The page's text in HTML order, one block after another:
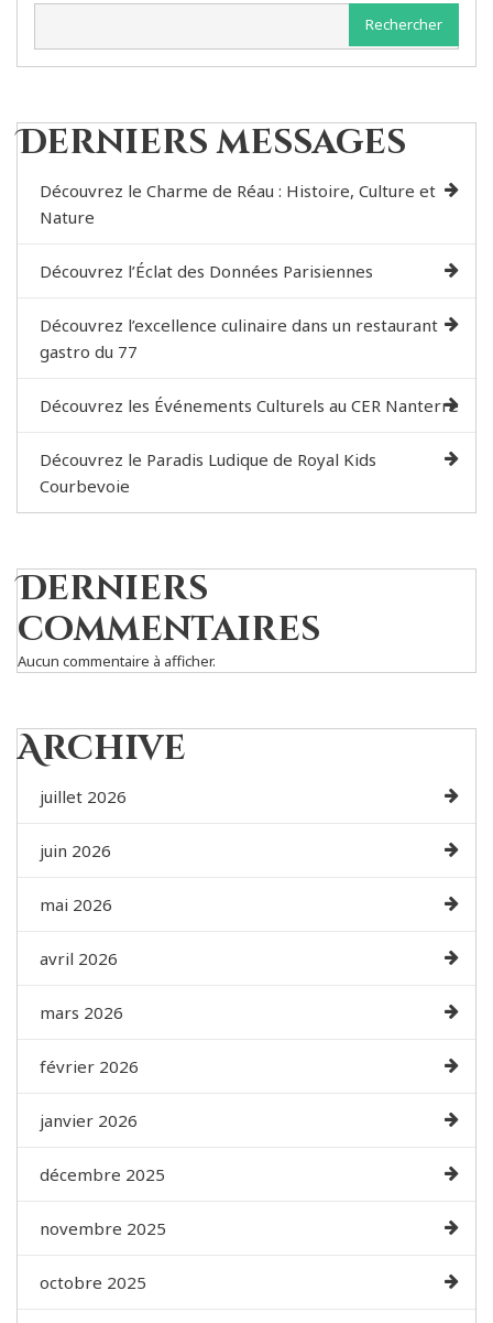
Rechercher
Derniers messages
Découvrez le Charme de Réau : Histoire, Culture et
Nature
Découvrez l’Éclat des Données Parisiennes
Découvrez l’excellence culinaire dans un restaurant
gastro du 77
Découvrez les Événements Culturels au CER Nanterre
Découvrez le Paradis Ludique de Royal Kids
Courbevoie
Derniers
commentaires
Aucun commentaire à afficher.
Archive
juillet 2026
juin 2026
mai 2026
avril 2026
mars 2026
février 2026
janvier 2026
décembre 2025
novembre 2025
octobre 2025